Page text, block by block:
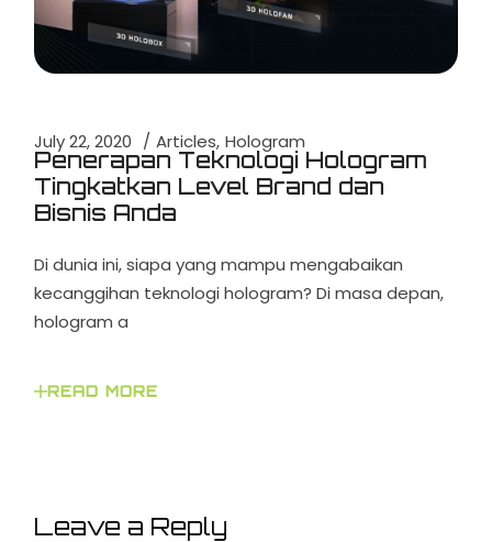
July 22, 2020 Articles Hologram
Penerapan Teknologi Hologram
Tingkatkan Level Brand dan
Bisnis Anda
Di dunia ini, siapa yang mampu mengabaikan
kecanggihan teknologi hologram? Di masa depan,
hologram a
READ MORE
Leave a Reply